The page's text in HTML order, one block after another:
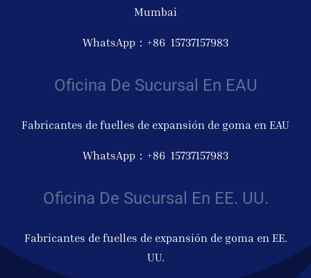
Mumbai
WhatsApp：+86 15737157983
Oficina De Sucursal En EAU
Fabricantes de fuelles de expansión de goma en EAU
WhatsApp：+86 15737157983
Oficina De Sucursal En EE. UU.
Fabricantes de fuelles de expansión de goma en EE.
UU.